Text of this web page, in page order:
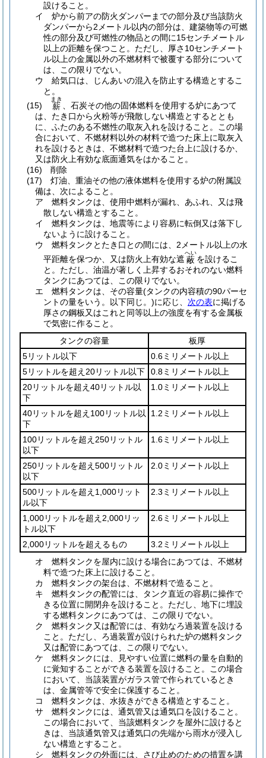
設けること。
イ
炉から前アの防火ダンパーまでの部分及び当該防火
ダンパーから2メートル以内の部分は、建築物等の可燃
性の部分及び可燃性の物品との間に15センチメートル
以上の距離を保つこと。 ただし、厚さ10センチメート
ル以上の金属以外の不燃材料で被覆する部分について
は、この限りでない。
ウ
給気口は、じんあいの混入を防止する構造とするこ
と。
(15)
薪
まき
、石炭その他の固体燃料を使用する炉にあつて
は、たき口から火粉等が飛散しない構造とするととも
に、ふたのある不燃性の取灰入れを設けること。
この場
合において、不燃材料以外の材料で造つた床上に取灰入
れを設けるときは、不燃材料で造つた台上に設けるか、
又は防火上有効な底面通気をはかること。
(16)
削除
(17)
灯油、重油その他の液体燃料を使用する炉の附属設
備は、次によること。
ア
燃料タンクは、使用中燃料が漏れ、あふれ、又は飛
散しない構造とすること。
イ
燃料タンクは、地震等により容易に転倒又は落下し
ないように設けること。
ウ
燃料タンクとたき口との間には、2メートル以上の水
平距離を保つか、又は防火上有効な遮 蔽
へい
を設けるこ
と。 ただし、油温が著しく上昇するおそれのない燃料
タンクにあつては、この限りでない。
エ
燃料タンクは、その容量(タンクの内容積の90パーセ
ントの量をいう。以下同じ。)に応じ、 次の表に掲げる
厚さの鋼板又はこれと同等以上の強度を有する金属板
で気密に作ること。
タンクの容量
板厚
5リットル以下
0.6ミリメートル以上
5リットルを超え20リットル以下
0.8ミリメートル以上
20リットルを超え40リットル以
下
1.0ミリメートル以上
40リットルを超え100リットル以
下
1.2ミリメートル以上
100リットルを超え250リットル
以下
1.6ミリメートル以上
250リットルを超え500リットル
以下
2.0ミリメートル以上
500リットルを超え1,000リット
ル以下
2.3ミリメートル以上
1,000リットルを超え2,000リッ
トル以下
2.6ミリメートル以上
2,000リットルを超えるもの
3.2ミリメートル以上
オ
燃料タンクを屋内に設ける場合にあつては、不燃材
料で造つた床上に設けること。
カ
燃料タンクの架台は、不燃材料で造ること。
キ
燃料タンクの配管には、タンク直近の容易に操作で
きる位置に開閉弁を設けること。 ただし、地下に埋設
する燃料タンクにあつては、この限りでない。
ク
燃料タンク又は配管には、有効なろ過装置を設ける
こと。 ただし、ろ過装置が設けられた炉の燃料タンク
又は配管にあつては、この限りでない。
ケ
燃料タンクには、見やすい位置に燃料の量を自動的
に覚知することができる装置を設けること。
この場合
において、当該装置がガラス管で作られているとき
は、金属管等で安全に保護すること。
コ
燃料タンクは、水抜きができる構造とすること。
サ
燃料タンクには、通気管又は通気口を設けること。
この場合において、当該燃料タンクを屋外に設けると
きは、当該通気管又は通気口の先端から雨水が浸入し
ない構造とすること。
シ
燃料タンクの外面には、さび止めのための措置を講